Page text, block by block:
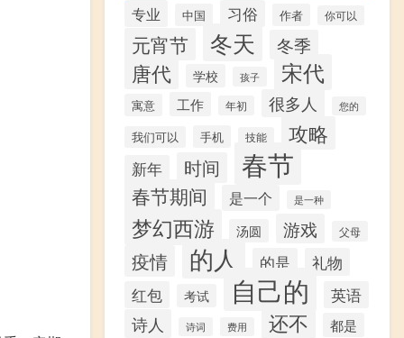
专业 中国 习俗 作者 你可以
元宵节 冬天 冬季
唐代 学校 孩子 宋代
寓意 工作 年初 很多人 您的
我们可以 手机 技能 攻略
新年 时间 春节
春节期间 是一个 是一种
梦幻西游 汤圆 游戏 父母
疫情 的人 的是 礼物
红包 考试 自己的 英语
诗人 诗词 费用 还不 都是